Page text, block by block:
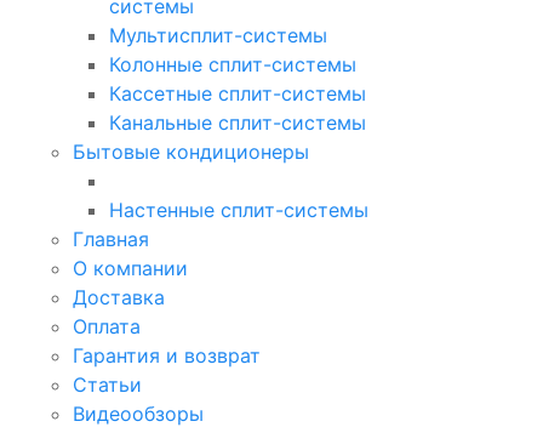
системы
Мультисплит-системы
Колонные сплит-системы
Кассетные сплит-системы
Канальные сплит-системы
Бытовые кондиционеры
Настенные сплит-системы
Главная
О компании
Доставка
Оплата
Гарантия и возврат
Статьи
Видеообзоры